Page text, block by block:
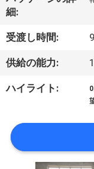
ョ
ー
わ
し
た
細:
受渡し時間:
供給の能力:
ハイライト: